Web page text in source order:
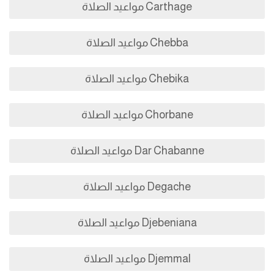
Carthage مواعيد الصلاة
Chebba مواعيد الصلاة
Chebika مواعيد الصلاة
Chorbane مواعيد الصلاة
Dar Chabanne مواعيد الصلاة
Degache مواعيد الصلاة
Djebeniana مواعيد الصلاة
Djemmal مواعيد الصلاة